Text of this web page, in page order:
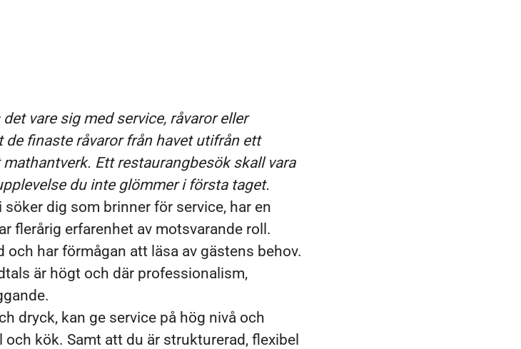
vare sig med service, råvaror eller
finaste råvaror från havet utifrån ett
Ett restaurangbesök skall vara
du inte glömmer i första taget.
dig som brinner för service, har en
flerårig erfarenhet av motsvarande roll.
har förmågan att läsa av gästens behov.
är högt och där professionalism,
dryck, kan ge service på hög nivå och
kök. Samt att du är strukturerad, flexibel